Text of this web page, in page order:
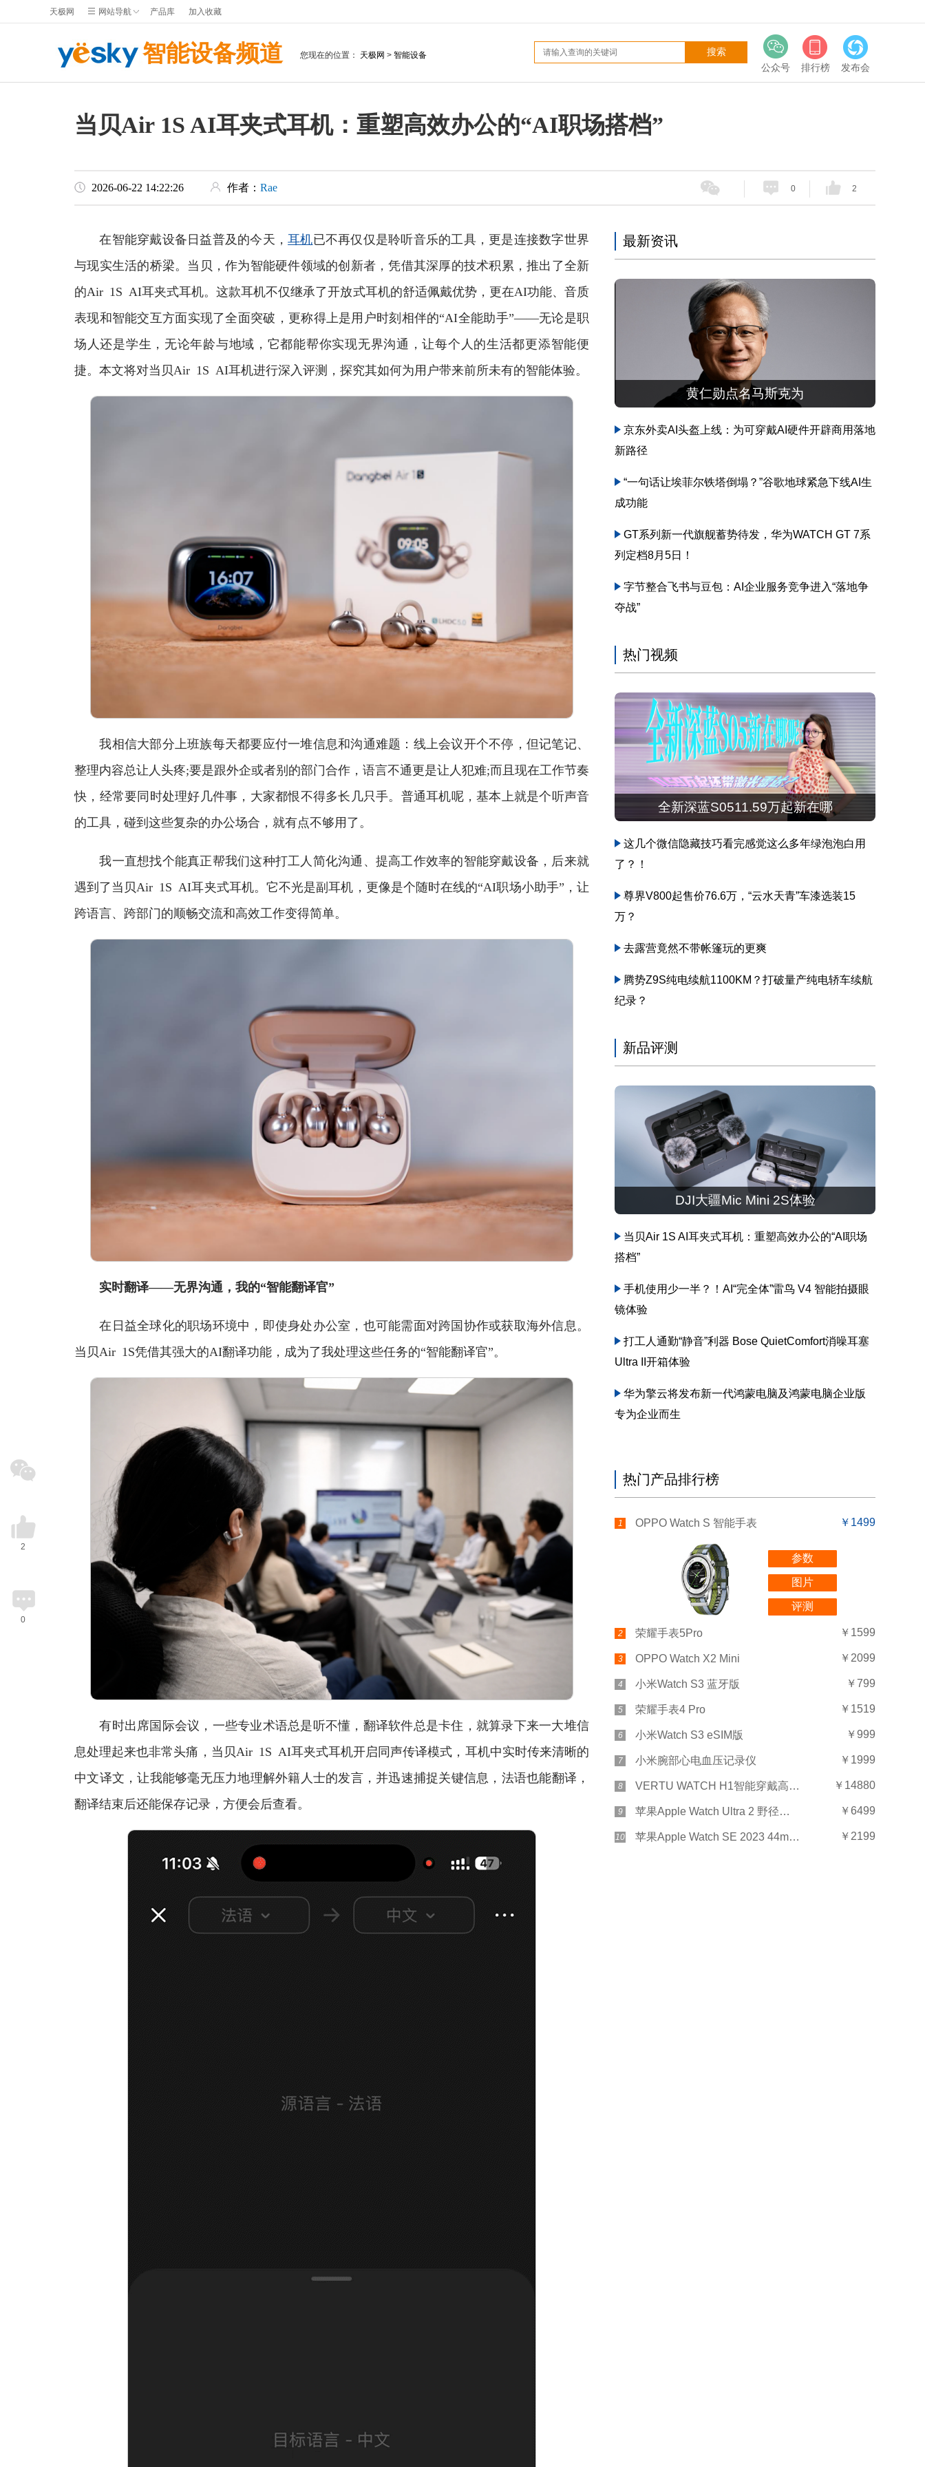
天极网 网站导航 产品库 加入收藏
智能设备频道 您现在的位置： 天极网 > 智能设备
公众号 排行榜 发布会
当贝Air 1S AI耳夹式耳机：重塑高效办公的“AI职场搭档”
2026-06-22 14:22:26 作者： Rae 0 2
在智能穿戴设备日益普及的今天，耳机已不再仅仅是聆听音乐的工具，更是连接数字世界
与现实生活的桥梁。当贝，作为智能硬件领域的创新者，凭借其深厚的技术积累，推出了全新
的Air 1S AI耳夹式耳机。这款耳机不仅继承了开放式耳机的舒适佩戴优势，更在AI功能、音质
表现和智能交互方面实现了全面突破，更称得上是用户时刻相伴的“AI全能助手”——无论是职
场人还是学生，无论年龄与地域，它都能帮你实现无界沟通，让每个人的生活都更添智能便
捷。本文将对当贝Air 1S AI耳机进行深入评测，探究其如何为用户带来前所未有的智能体验。
我相信大部分上班族每天都要应付一堆信息和沟通难题：线上会议开个不停，但记笔记、
整理内容总让人头疼;要是跟外企或者别的部门合作，语言不通更是让人犯难;而且现在工作节奏
快，经常要同时处理好几件事，大家都恨不得多长几只手。普通耳机呢，基本上就是个听声音
的工具，碰到这些复杂的办公场合，就有点不够用了。
我一直想找个能真正帮我们这种打工人简化沟通、提高工作效率的智能穿戴设备，后来就
遇到了当贝Air 1S AI耳夹式耳机。它不光是副耳机，更像是个随时在线的“AI职场小助手”，让
跨语言、跨部门的顺畅交流和高效工作变得简单。
实时翻译——无界沟通，我的“智能翻译官”
在日益全球化的职场环境中，即使身处办公室，也可能需面对跨国协作或获取海外信息。
当贝Air 1S凭借其强大的AI翻译功能，成为了我处理这些任务的“智能翻译官”。
有时出席国际会议，一些专业术语总是听不懂，翻译软件总是卡住，就算录下来一大堆信
息处理起来也非常头痛，当贝Air 1S AI耳夹式耳机开启同声传译模式，耳机中实时传来清晰的
中文译文，让我能够毫无压力地理解外籍人士的发言，并迅速捕捉关键信息，法语也能翻译，
翻译结束后还能保存记录，方便会后查看。
最新资讯
黄仁勋点名马斯克为
京东外卖AI头盔上线：为可穿戴AI硬件开辟商用落地
新路径
“一句话让埃菲尔铁塔倒塌？”谷歌地球紧急下线AI生
成功能
GT系列新一代旗舰蓄势待发，华为WATCH GT 7系
列定档8月5日！
字节整合飞书与豆包：AI企业服务竞争进入“落地争
夺战”
热门视频
全新深蓝S0511.59万起新在哪
这几个微信隐藏技巧看完感觉这么多年绿泡泡白用
了？！
尊界V800起售价76.6万，“云水天青”车漆选装15
万？
去露营竟然不带帐篷玩的更爽
腾势Z9S纯电续航1100KM？打破量产纯电轿车续航
纪录？
新品评测
DJI大疆Mic Mini 2S体验
当贝Air 1S AI耳夹式耳机：重塑高效办公的“AI职场
搭档”
手机使用少一半？！AI“完全体”雷鸟 V4 智能拍摄眼
镜体验
打工人通勤“静音”利器 Bose QuietComfort消噪耳塞
Ultra II开箱体验
华为擎云将发布新一代鸿蒙电脑及鸿蒙电脑企业版
专为企业而生
热门产品排行榜
1 OPPO Watch S 智能手表 ￥1499
参数
图片
评测
2 荣耀手表5Pro ￥1599
3 OPPO Watch X2 Mini ￥2099
4 小米Watch S3 蓝牙版 ￥799
5 荣耀手表4 Pro ￥1519
6 小米Watch S3 eSIM版 ￥999
7 小米腕部心电血压记录仪 ￥1999
8 VERTU WATCH H1智能穿戴高奢男士女士威图礼盒 ￥14880
9 苹果Apple Watch Ultra 2 野径回环式表带 ￥6499
10 苹果Apple Watch SE 2023 44mm GPS 织物表带 ￥2199
2
0